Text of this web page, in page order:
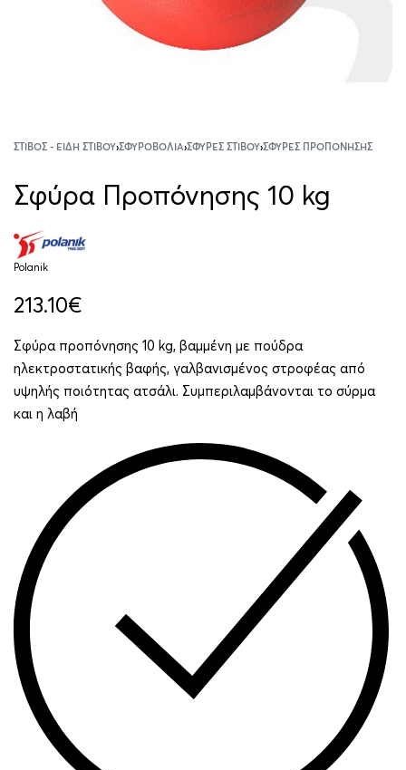
ΣΤΊΒΟΣ - ΕΊΔΗ ΣΤΊΒΟΥ›ΣΦΥΡΟΒΟΛΊΑ›ΣΦΎΡΕΣ ΣΤΊΒΟΥ›ΣΦΎΡΕΣ ΠΡΟΠΌΝΗΣΗΣ
Σφύρα Προπόνησης 10 kg
Polanik
213.10€
Σφύρα προπόνησης 10 kg, βαμμένη με πούδρα
ηλεκτροστατικής βαφής, γαλβανισμένος στροφέας από
υψηλής ποιότητας ατσάλι. Συμπεριλαμβάνονται το σύρμα
και η λαβή